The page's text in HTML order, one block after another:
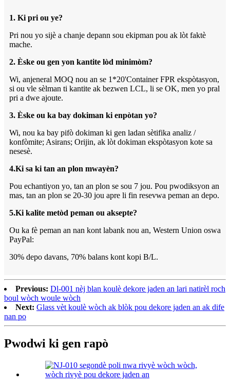
1. Ki pri ou ye?
Pri nou yo sijè a chanje depann sou ekipman pou ak lòt faktè
mache.
2. Èske ou gen yon kantite lòd minimòm?
Wi, anjeneral MOQ nou an se 1*20'Container FPR ekspòtasyon,
si ou vle sèlman ti kantite ak bezwen LCL, li se OK, men yo pral
pri a dwe ajoute.
3. Èske ou ka bay dokiman ki enpòtan yo?
Wi, nou ka bay pifò dokiman ki gen ladan sètifika analiz /
konfòmite; Asirans; Orijin, ak lòt dokiman ekspòtasyon kote sa
nesesè.
4.Ki sa ki tan an plon mwayèn?
Pou echantiyon yo, tan an plon se sou 7 jou. Pou pwodiksyon an
mas, tan an plon se 20-30 jou apre li fin resevwa peman an depo.
5.Ki kalite metòd peman ou aksepte?
Ou ka fè peman an nan kont labank nou an, Western Union oswa
PayPal:
30% depo davans, 70% balans kont kopi B/L.
Previous: Dl-001 nèj blan koulè dekore jaden an lari natirèl roch
boul wòch woule wòch
Next: Glass vèt koulè wòch ak blòk pou dekore jaden an ak dife
nan po
Pwodwi ki gen rapò